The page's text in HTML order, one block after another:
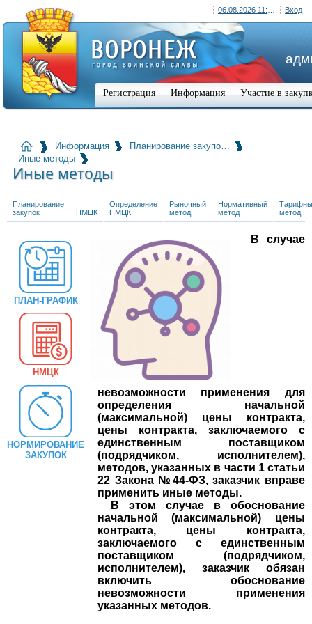
Вход
Регистрация Информация Участие в
Информация
Планирование закупо…
Иные методы
Иные методы
Планирование
закупок
НМЦК
Определение
НМЦК
Рыночный
метод
Нормативный
метод
метод
ПЛАН-ГРАФИК
НМЦК
НОРМИРОВАНИЕ
ЗАКУПОК
В случае
невозможности применения для
определения начальной
(максимальной) цены контракта,
цены контракта, заключаемого с
единственным поставщиком
(подрядчиком, исполнителем),
методов, указанных в части 1 статьи
22 Закона №44-ФЗ, заказчик вправе
применить иные методы.
В этом случае в обоснование
начальной (максимальной) цены
контракта, цены контракта,
заключаемого с единственным
поставщиком (подрядчиком,
исполнителем), заказчик обязан
включить обоснование
невозможности применения
указанных методов.